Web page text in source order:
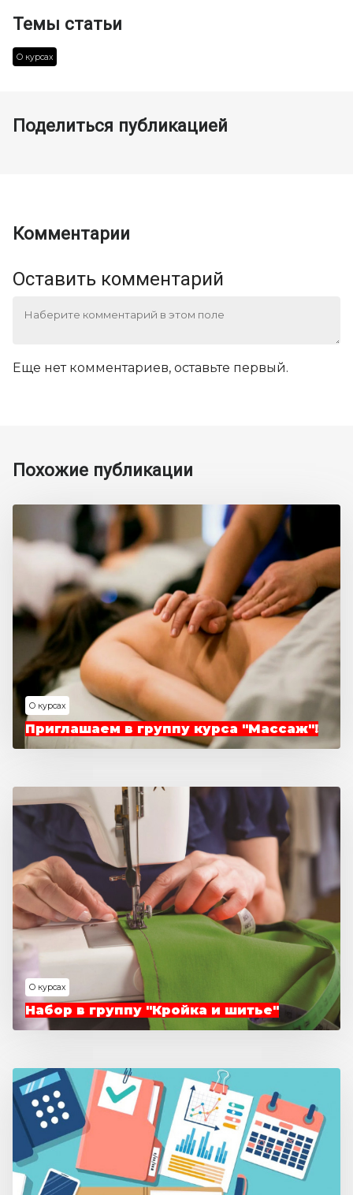
Темы статьи
О курсах
Поделиться публикацией
Комментарии
Оставить комментарий
Еще нет комментариев, оставьте первый.
Похожие публикации
О курсах
Приглашаем в группу курса "Массаж"!
О курсах
Набор в группу "Кройка и шитье"